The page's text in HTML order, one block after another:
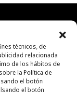
técnicos, de
relacionada
de los hábitos de
la Política de
el botón
el botón
para
actual sobre